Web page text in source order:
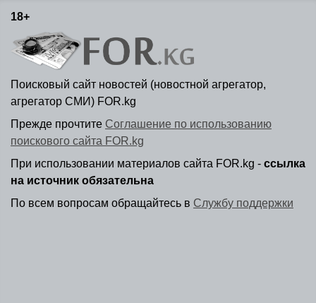
18+
Поисковый сайт новостей (новостной агрегатор,
агрегатор СМИ) FOR.kg
Прежде прочтите Соглашение по использованию
поискового сайта FOR.kg
При использовании материалов сайта FOR.kg - ссылка
на источник обязательна
По всем вопросам обращайтесь в Службу поддержки